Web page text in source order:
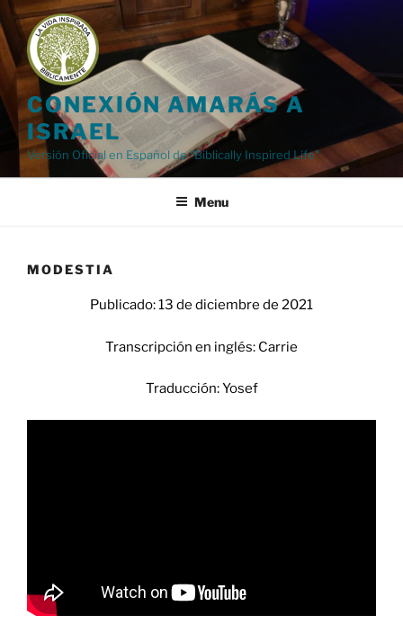
Skip
to
content
CONEXIÓN AMARÁS A
ISRAEL
Versión Oficial en Español de "Biblically Inspired Life"
Menu
MODESTIA
Publicado: 13 de diciembre de 2021
Transcripción en inglés: Carrie
Traducción: Yosef